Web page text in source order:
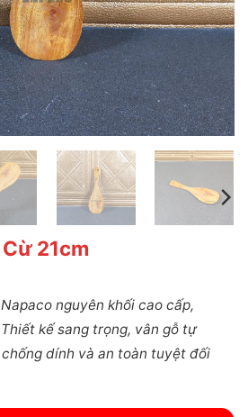
21cm
nguyên khối cao cấp,
kế sang trọng, vân gỗ tự
dính và an toàn tuyệt đối